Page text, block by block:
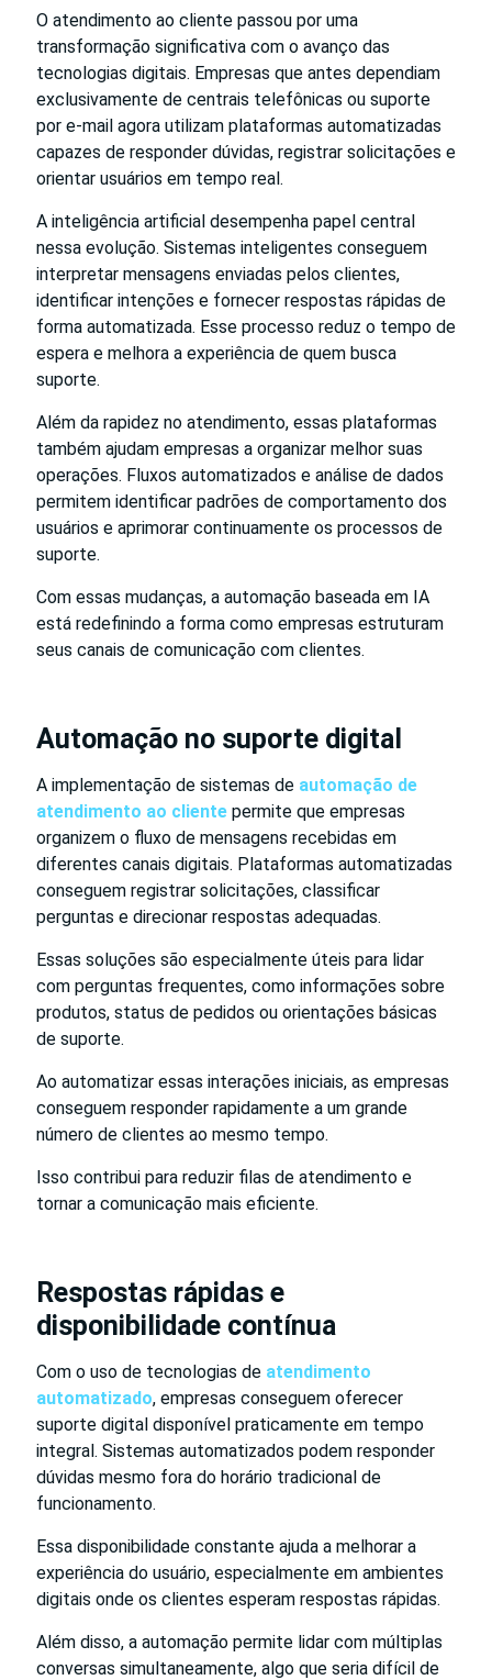
O atendimento ao cliente passou por uma
transformação significativa com o avanço das
tecnologias digitais. Empresas que antes dependiam
exclusivamente de centrais telefônicas ou suporte
por e-mail agora utilizam plataformas automatizadas
capazes de responder dúvidas, registrar solicitações e
orientar usuários em tempo real.
A inteligência artificial desempenha papel central
nessa evolução. Sistemas inteligentes conseguem
interpretar mensagens enviadas pelos clientes,
identificar intenções e fornecer respostas rápidas de
forma automatizada. Esse processo reduz o tempo de
espera e melhora a experiência de quem busca
suporte.
Além da rapidez no atendimento, essas plataformas
também ajudam empresas a organizar melhor suas
operações. Fluxos automatizados e análise de dados
permitem identificar padrões de comportamento dos
usuários e aprimorar continuamente os processos de
suporte.
Com essas mudanças, a automação baseada em IA
está redefinindo a forma como empresas estruturam
seus canais de comunicação com clientes.
Automação no suporte digital
A implementação de sistemas de automação de
atendimento ao cliente permite que empresas
organizem o fluxo de mensagens recebidas em
diferentes canais digitais. Plataformas automatizadas
conseguem registrar solicitações, classificar
perguntas e direcionar respostas adequadas.
Essas soluções são especialmente úteis para lidar
com perguntas frequentes, como informações sobre
produtos, status de pedidos ou orientações básicas
de suporte.
Ao automatizar essas interações iniciais, as empresas
conseguem responder rapidamente a um grande
número de clientes ao mesmo tempo.
Isso contribui para reduzir filas de atendimento e
tornar a comunicação mais eficiente.
Respostas rápidas e
disponibilidade contínua
Com o uso de tecnologias de atendimento
automatizado, empresas conseguem oferecer
suporte digital disponível praticamente em tempo
integral. Sistemas automatizados podem responder
dúvidas mesmo fora do horário tradicional de
funcionamento.
Essa disponibilidade constante ajuda a melhorar a
experiência do usuário, especialmente em ambientes
digitais onde os clientes esperam respostas rápidas.
Além disso, a automação permite lidar com múltiplas
conversas simultaneamente, algo que seria difícil de